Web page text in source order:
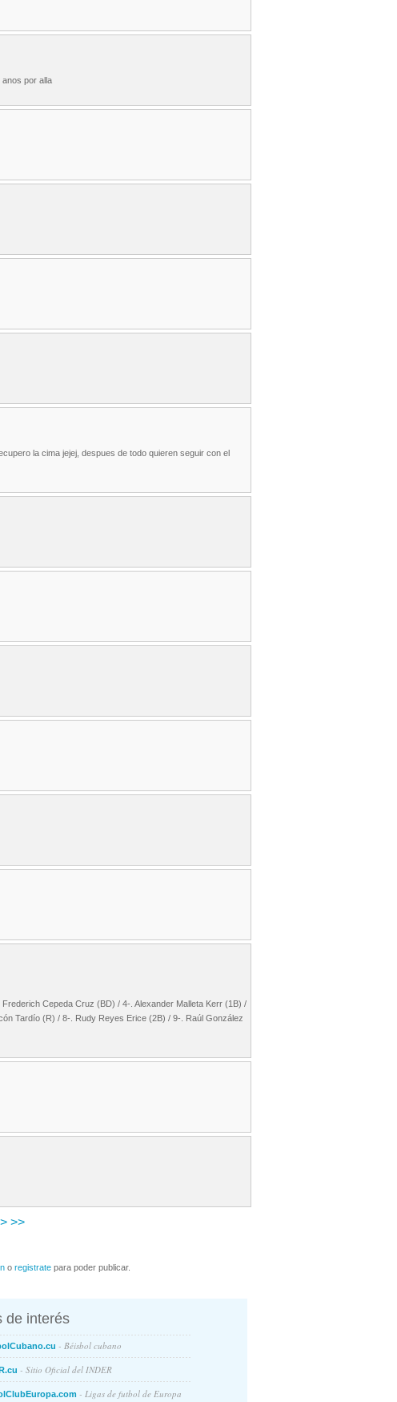
por alla
la cima jejej, despues de todo quieren seguir con el
Cepeda Cruz (BD) / 4-. Alexander Malleta Kerr (1B) /
Tardío (R) / 8-. Rudy Reyes Erice (2B) / 9-. Raúl González
>>>
o registrate para poder publicar.
de interés
- Béisbol cubano
- Sitio Oficial del INDER
- Ligas de futbol de Europa